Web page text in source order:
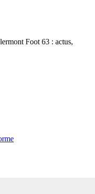
Foot 63 : actus,